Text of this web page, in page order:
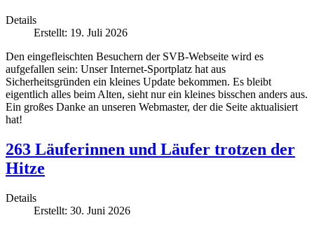
Details
Erstellt: 19. Juli 2026
Den eingefleischten Besuchern der SVB-Webseite wird es
aufgefallen sein: Unser Internet-Sportplatz hat aus
Sicherheitsgründen ein kleines Update bekommen. Es bleibt
eigentlich alles beim Alten, sieht nur ein kleines bisschen anders aus.
Ein großes Danke an unseren Webmaster, der die Seite aktualisiert
hat!
263 Läuferinnen und Läufer trotzen der
Hitze
Details
Erstellt: 30. Juni 2026